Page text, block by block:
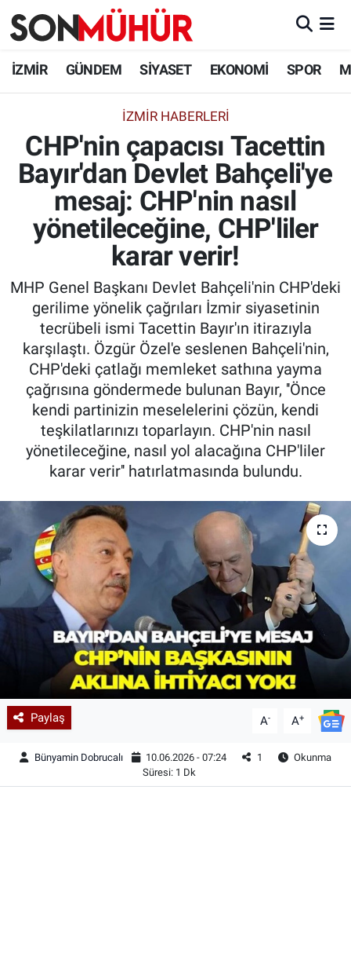
İZMİR GÜNDEM SİYASET EKONOMİ SPOR
İZMIR HABERLERI
CHP'nin çapacısı Tacettin
Bayır'dan Devlet Bahçeli'ye
mesaj: CHP'nin nasıl
yönetileceğine, CHP'liler
karar verir!
MHP Genel Başkanı Devlet Bahçeli'nin CHP'deki
gerilime yönelik çağrıları İzmir siyasetinin
tecrübeli ismi Tacettin Bayır'ın itirazıyla
karşılaştı. Özgür Özel'e seslenen Bahçeli'nin,
CHP'deki çatlağı memleket sathına yayma
çağrısına göndermede bulunan Bayır, ''Önce
kendi partinizin meselelerini çözün, kendi
teşkilatlarınızı toparlayın. CHP'nin nasıl
yönetileceğine, nasıl yol alacağına CHP'liler
karar verir'' hatırlatmasında bulundu.
Paylaş A- A+
Bünyamin Dobrucalı 10.06.2026 - 07:24 1
Okunma
Süresi: 1 Dk
İzmir Nöbetçi Eczaneler
İzmir Namaz Vakitleri
İzmir Trafik Yoğunluk Haritası
Süper Lig Puan Durumu ve Fikstür
Tüm Manşetler
Son Dakika Haberleri
Haber Arşivi